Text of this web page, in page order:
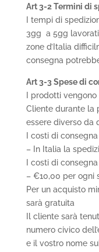
Art 3-2 Termini di
I tempi di
3gg a 5gg
zone d’Italia
consegna
Art 3-3 Spese di
I prodotti
Cliente durante la
essere diverso da
I costi di
– In Italia la
I costi di
– €10,00 per ogni
Per un acquisto
sarà gratuita
Il cliente sarà
numero civico
e il vostro nome